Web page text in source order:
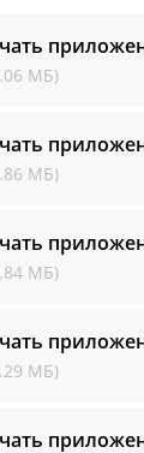
МБ)
МБ)
МБ)
МБ)